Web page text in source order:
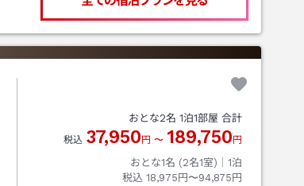
おとな2名 1泊1部屋 合計
税込 37,950 円 〜 189,750 円
おとな1名 (2名1室)｜ 1泊
税込 18,975円〜94,875円